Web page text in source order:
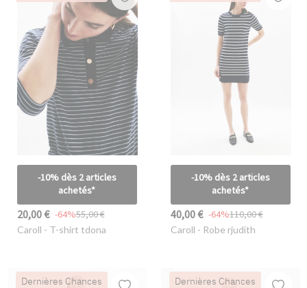
-10% dès 2 articles
achetés*
20,00 € 55,00 €
-64%
Caroll - T-shirt tdona
-10% dès 2 articles
achetés*
40,00 € 110,00 €
-64%
Caroll - Robe rjudith
Dernières Chances Dernières Chances